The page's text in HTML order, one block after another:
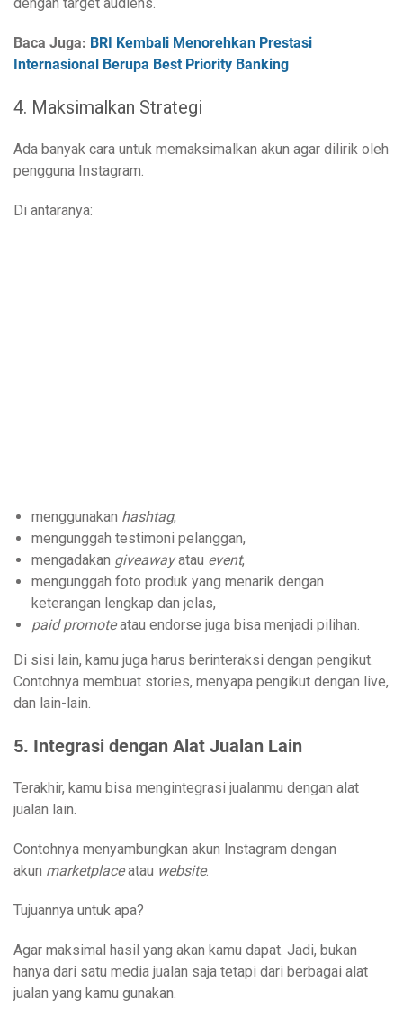
dengan target audiens.
Baca Juga: BRI Kembali Menorehkan Prestasi
Internasional Berupa Best Priority Banking
4. Maksimalkan Strategi
Ada banyak cara untuk memaksimalkan akun agar dilirik oleh
pengguna Instagram.
Di antaranya:
menggunakan hashtag,
mengunggah testimoni pelanggan,
mengadakan giveawayatau event,
mengunggah foto produk yang menarik dengan
keterangan lengkap dan jelas,
paid promoteatau endorse juga bisa menjadi pilihan.
Di sisi lain, kamu juga harus berinteraksi dengan pengikut.
Contohnya membuat stories, menyapa pengikut dengan live,
dan lain-lain.
5. Integrasi dengan Alat Jualan Lain
Terakhir, kamu bisa mengintegrasi jualanmu dengan alat
jualan lain.
Contohnya menyambungkan akun Instagram dengan
akun marketplaceatau website.
Tujuannya untuk apa?
Agar maksimal hasil yang akan kamu dapat. Jadi, bukan
hanya dari satu media jualan saja tetapi dari berbagai alat
jualan yang kamu gunakan.